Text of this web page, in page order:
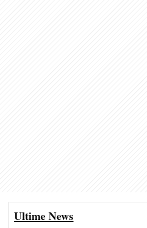
Ultime News